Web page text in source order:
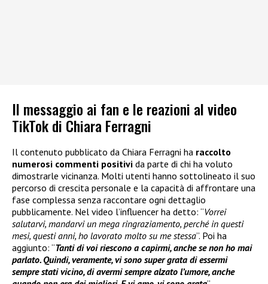
Il messaggio ai fan e le reazioni al video
TikTok di Chiara Ferragni
Il contenuto pubblicato da Chiara Ferragni ha raccolto
numerosi commenti positivi da parte di chi ha voluto
dimostrarle vicinanza. Molti utenti hanno sottolineato il suo
percorso di crescita personale e la capacità di affrontare una
fase complessa senza raccontare ogni dettaglio
pubblicamente. Nel video l’influencer ha detto: “Vorrei
salutarvi, mandarvi un mega ringraziamento, perché in questi
mesi, questi anni, ho lavorato molto su me stessa”. Poi ha
aggiunto: “Tanti di voi riescono a capirmi, anche se non ho mai
parlato. Quindi, veramente, vi sono super grata di essermi
sempre stati vicino, di avermi sempre alzato l’umore, anche